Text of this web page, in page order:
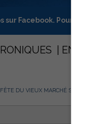
sur Facebook. Pour
DU VIEUX MARCHÉ